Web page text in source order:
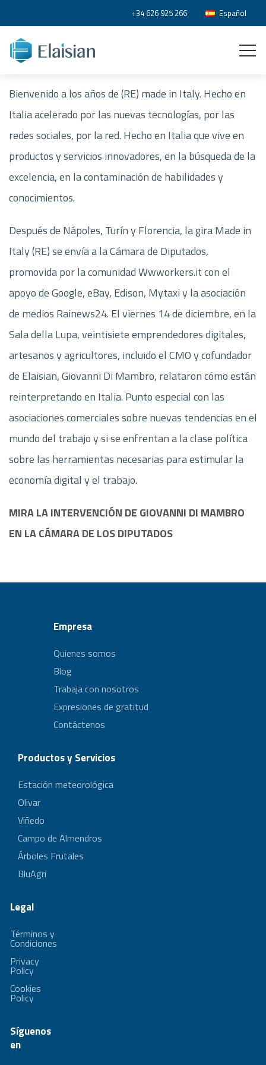
+34 626 925 266 Español
Bienvenido a los años de (RE) made in Italy. Hecho en
Italia acelerado por las nuevas tecnologías, por las
redes sociales, por la red. Hecho en Italia que vive en
productos y servicios innovadores, en la búsqueda de la
excelencia, en la contaminación de habilidades y
conocimientos.
Después de Nápoles, Turín y Florencia, la gira Made in
Italy (RE) se envía a la Cámara de Diputados,
promovida por la comunidad Wwworkers.it con el
apoyo de Google, eBay, Edison, Mytaxi y la asociación
de medios Rainews24. El viernes 14 de diciembre, en la
Sala della Lupa, veintisiete emprendedores digitales,
artesanos y agricultores, incluido el CMO y cofundador
de Elaisian, Giovanni Di Mambro, relataron cómo están
reinterpretando en Italia. Punto especial con las
asociaciones comerciales sobre nuevas tendencias en el
mundo del trabajo y si se enfrentan a la clase política
sobre las herramientas necesarias para estimular la
economía digital y el trabajo.
MIRA LA INTERVENCIÓN DE GIOVANNI DI MAMBRO
EN LA CÁMARA DE LOS DIPUTADOS
Empresa
Quienes somos
Blog
Trabaja con nosotros
Expresiones de gratitud
Contáctenos
Productos y Servicios
Estación meteorológica
Olivar
Viñedo
Campo de Almendros
Árboles Frutales
BluAgri
Legal
Términos y
Condiciones
Privacy
Policy
Cookies
Policy
Síguenos
en